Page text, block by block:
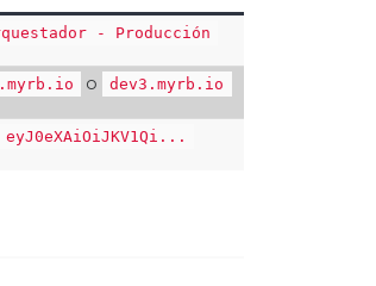
- Producción
o dev3.myrb.io
eyJ0eXAiOiJKV1Qi...